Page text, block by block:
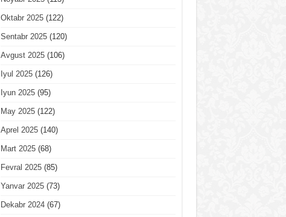
Oktabr 2025(122)
Sentabr 2025(120)
Avgust 2025(106)
Iyul 2025(126)
Iyun 2025(95)
May 2025(122)
Aprel 2025(140)
Mart 2025(68)
Fevral 2025(85)
Yanvar 2025(73)
Dekabr 2024(67)